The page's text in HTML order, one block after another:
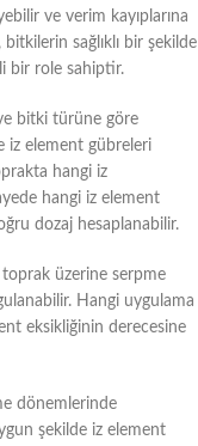
ve verim kayıplarına
sağlıklı bir şekilde
bir role sahiptir.
bitki türüne göre
iz element gübreleri
hangi iz
hangi iz element
dozaj hesaplanabilir.
toprak üzerine serpme
Hangi uygulama
eksikliğinin derecesine
dönemlerinde
şekilde iz element